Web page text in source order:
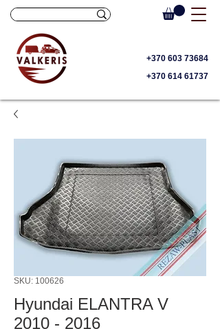
+370 603 73684
+370 614 61737
SKU: 100626
Hyundai ELANTRA V
2010 - 2016